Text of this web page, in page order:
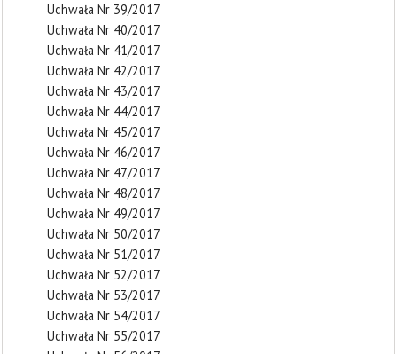
Uchwała Nr 39/2017
Uchwała Nr 40/2017
Uchwała Nr 41/2017
Uchwała Nr 42/2017
Uchwała Nr 43/2017
Uchwała Nr 44/2017
Uchwała Nr 45/2017
Uchwała Nr 46/2017
Uchwała Nr 47/2017
Uchwała Nr 48/2017
Uchwała Nr 49/2017
Uchwała Nr 50/2017
Uchwała Nr 51/2017
Uchwała Nr 52/2017
Uchwała Nr 53/2017
Uchwała Nr 54/2017
Uchwała Nr 55/2017